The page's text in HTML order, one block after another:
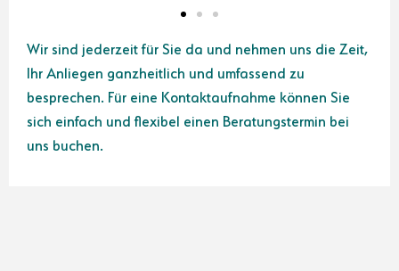
Wir sind jederzeit für Sie da und nehmen uns die Zeit,
Ihr Anliegen ganzheitlich und umfassend zu
besprechen. Für eine Kontaktaufnahme können Sie
sich einfach und flexibel einen Beratungstermin bei
uns buchen.